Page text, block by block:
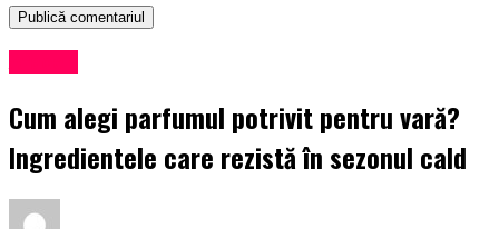
Cum alegi parfumul potrivit pentru vară?
Ingredientele care rezistă în sezonul cald